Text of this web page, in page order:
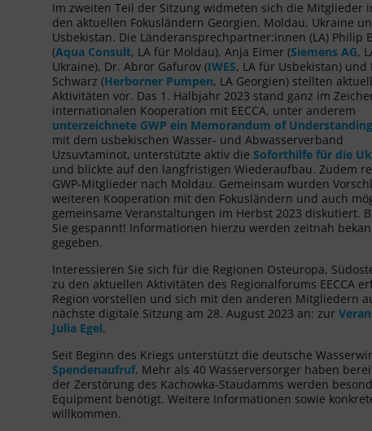
Im zweiten Teil der Sitzung widmeten sich die Mitglieder
den aktuellen Fokusländern Georgien, Moldau, Ukraine
Usbekistan. Die Länderansprechpartner:innen (LA) Philip
(Aqua Consult, LA für Moldau), Anja Eimer (Siemens AG,
Ukraine), Dr. Abror Gafurov (IWES, LA für Usbekistan) und
Schwarz (Herborner Pumpen, LA Georgien) stellten
Aktivitäten vor. Das 1. Halbjahr 2023 stand ganz im
internationalen Kooperation mit EECCA, unter anderem
unterzeichnete GWP ein Memorandum of Understanding
mit dem usbekischen Wasser- und Abwasserverband
Uzsuvtaminot, unterstützte aktiv die Soforthilfe für die
und blickte auf den langfristigen Wiederaufbau. Zudem
GWP-Mitglieder nach Moldau. Gemeinsam wurden
weiteren Kooperation mit den Fokusländern und auch
gemeinsame Veranstaltungen im Herbst 2023 diskutiert.
Sie gespannt! Informationen hierzu werden zeitnah
gegeben.
Interessieren Sie sich für die Regionen Osteuropa,
zu den aktuellen Aktivitäten des Regionalforums EECCA
Region vorstellen und sich mit den anderen Mitgliedern
nächste digitale Sitzung am 28. August 2023 an: zur
Julia Egel.
Seit Beginn des Kriegs unterstützt die deutsche
Spendenaufruf. Mehr als 40 Wasserversorger haben
der Zerstörung des Kachowka-Staudamms werden
Equipment benötigt. Weitere Informationen sowie
willkommen.